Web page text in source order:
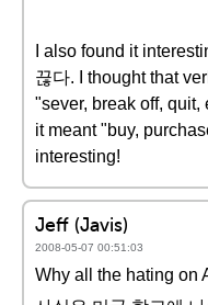
I also found it
끊다. I thought that
"sever, break off,
it meant "buy,
interesting!
Jeff (Javis)
2008-05-07 00:51:03
Why all the hating on